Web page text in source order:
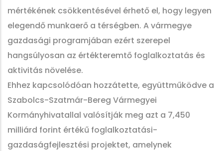
mértékének csökkentésével érhető el, hogy legyen
elegendő munkaerő a térségben. A vármegye
gazdasági programjában ezért szerepel
hangsúlyosan az értékteremtő foglalkoztatás és
aktivitás növelése.
Ehhez kapcsolódóan hozzátette, együttműködve a
Szabolcs-Szatmár-Bereg Vármegyei
Kormányhivatallal valósítják meg azt a 7,450
milliárd forint értékű foglalkoztatási-
gazdaságfejlesztési projektet, amelynek